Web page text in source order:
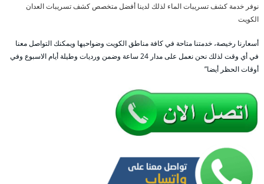
نوفر خدمة كشف تسريبات الماء لذلك لدينا أفضل متخصص كشف تسريبات العدان
الكويت
أسعارنا رخيصة، خدمتنا متاحة في كافة مناطق الكويت وضواحيها ويمكنك التواصل معنا
في أي وقت لذلك نحن نعمل على مدار 24 ساعة وضمن ورديات وطيلة أيام الاسبوع وفي
أوقات الحظر أيضا”